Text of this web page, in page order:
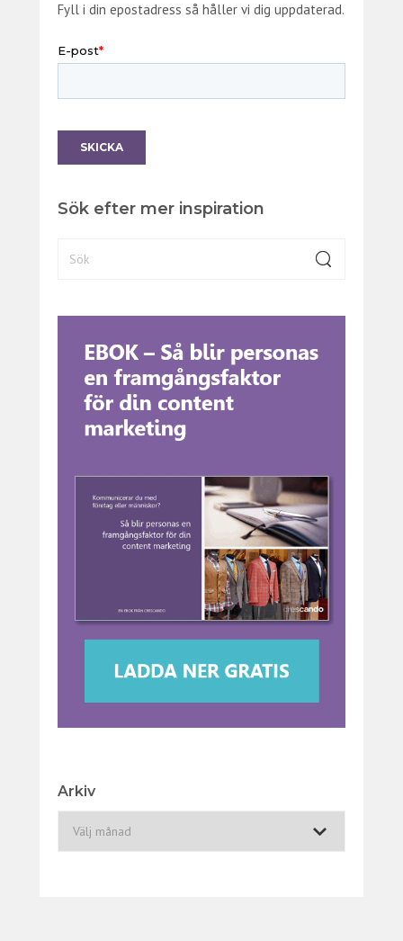
Fyll i din epostadress så håller vi dig uppdaterad.
Sök efter mer inspiration
Arkiv